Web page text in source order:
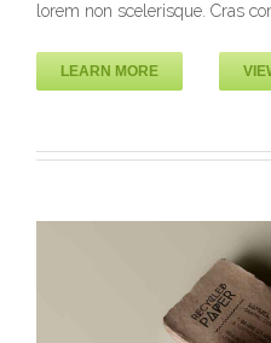
lorem non scelerisque. Cras
LEARN MORE